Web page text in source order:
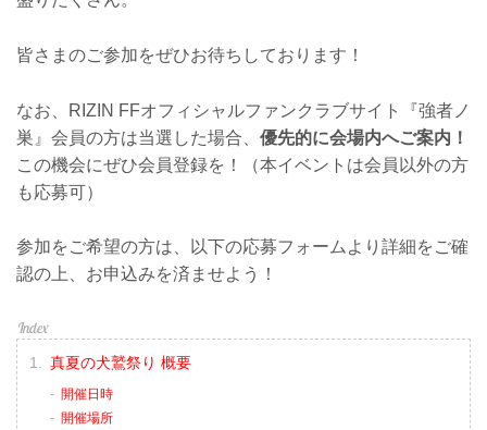
皆さまのご参加をぜひお待ちしております！
なお、RIZIN FFオフィシャルファンクラブサイト『強者ノ
巣』会員の方は当選した場合、 優先的に会場内へご案内！
この機会にぜひ会員登録を！（本イベントは会員以外の方
も応募可）
参加をご希望の方は、以下の応募フォームより詳細をご確
認の上、お申込みを済ませよう！
真夏の犬鷲祭り 概要
開催日時
開催場所